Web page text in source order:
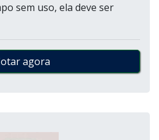
sem uso, ela deve ser
agora